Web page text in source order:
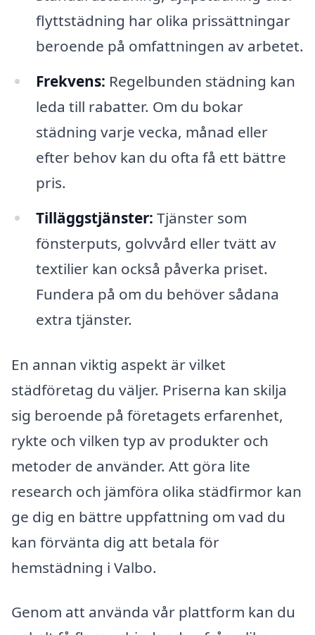
flyttstädning har olika prissättningar
beroende på omfattningen av arbetet.
Frekvens: Regelbunden städning kan
leda till rabatter. Om du bokar
städning varje vecka, månad eller
efter behov kan du ofta få ett bättre
pris.
Tilläggstjänster: Tjänster som
fönsterputs, golvvård eller tvätt av
textilier kan också påverka priset.
Fundera på om du behöver sådana
extra tjänster.
En annan viktig aspekt är vilket
städföretag du väljer. Priserna kan skilja
sig beroende på företagets erfarenhet,
rykte och vilken typ av produkter och
metoder de använder. Att göra lite
research och jämföra olika städfirmor kan
ge dig en bättre uppfattning om vad du
kan förvänta dig att betala för
hemstädning i Valbo.
Genom att använda vår plattform kan du